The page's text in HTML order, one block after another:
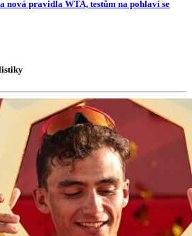
nová pravidla WTA, testům na pohlaví se